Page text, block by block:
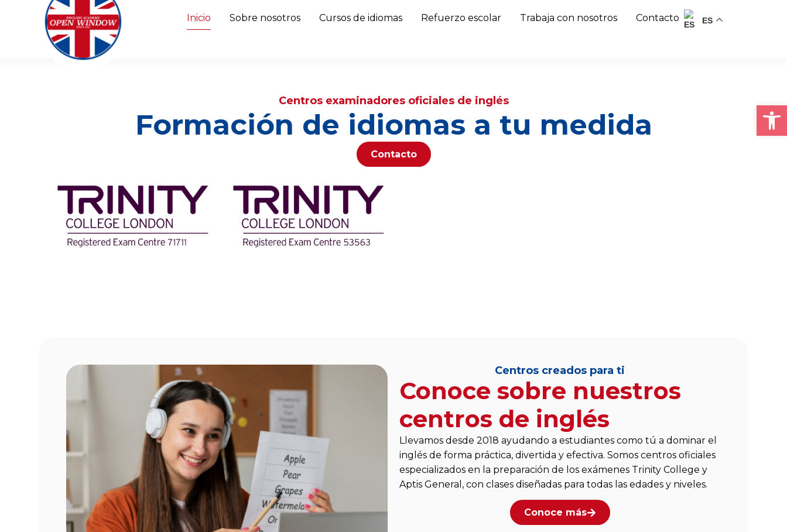
Inicio Sobre nosotros Cursos de idiomas Refuerzo escolar Trabaja con nosotros Contacto ES
Centros examinadores oficiales de inglés
Formación de idiomas a tu medida
Contacto
Centros creados para ti
Conoce sobre nuestros
centros de inglés
Llevamos desde 2018 ayudando a estudiantes como tú a dominar el
inglés de forma práctica, divertida y efectiva. Somos centros oficiales
especializados en la preparación de los exámenes Trinity College y
Aptis General, con clases diseñadas para todas las edades y niveles.
Conoce más